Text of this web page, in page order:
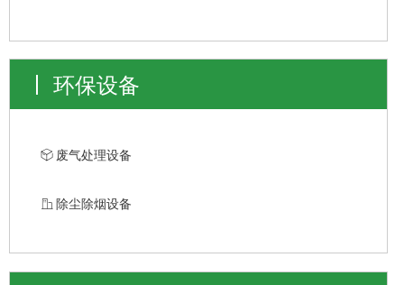
环保设备
ꁦ 废气处理设备
ꀶ 除尘除烟设备